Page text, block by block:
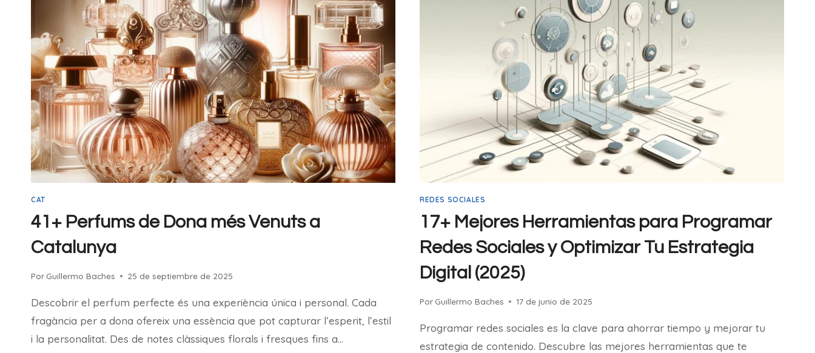
(100%
LEGAL
CALIDAD
HD)
FUNGIBLES
CAT
41+ Perfums de Dona més Venuts a
Catalunya
Por Guillermo Baches 25 de septiembre de 2025
Descobrir el perfum perfecte és una experiència única i personal. Cada
fragància per a dona ofereix una essència que pot capturar l’esperit, l’estil
i la personalitat. Des de notes clàssiques florals i fresques fins a…
REDES SOCIALES
17+ Mejores Herramientas para Programar
Redes Sociales y Optimizar Tu Estrategia
Digital (2025)
Por Guillermo Baches 17 de junio de 2025
Programar redes sociales es la clave para ahorrar tiempo y mejorar tu
estrategia de contenido. Descubre las mejores herramientas que te